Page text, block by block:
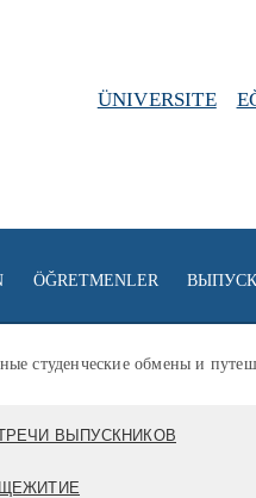
ÜNIVERSITE
ÖĞRETMENLER
студенческие обмены и
ВЫПУСКНИКОВ